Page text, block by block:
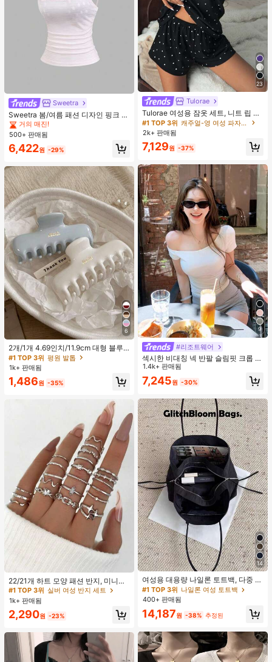
Sweetra
Sweetra 봄/여름 패션 디자인 핑크 스
트라이프 브라운 폴카 도트 스파게티
스트랩 2 In 1 스위트 걸리시 비치 로
맨틱 휴가 스타일 여성용 캐미 탱크 탑
#4 TOP 3위
에서 쁘띠 스타일 여성 상의, 블라우스 & 티
거의 매진!
#4 TOP 3위
에서 쁘띠 스타일 여성 상의, 블라우스 & 티
거의 매진!
#4 TOP 3위
에서 쁘띠 스타일 여성 상의, 블라우스 & 티
거의 매진!
#4 TOP 3위
거의 매진!
500+ 판매됨
6,422원 -29%
6
2개/1개 4.69인치/11.9cm 대형 블루
& 화이트 1피스 플라스틱 헤어 클로
클립, 데일리 웨어, 캐주얼, 파티, 출퇴
근, 휴가, 헤어스타일링, 메이크업, 의
상 매칭 비치 헤어 클립 바캉스 헤어
하며 우아하고 미니멀한 단색 헤어 액
#1 TOP 3위 평원 발톱
1k+ 판매됨
1,486원 -35%
22/21개 하트 모양 패션 반지, 미니멀
리스트 크리스탈 임베디드 보헤미안
기하학 반지 세트, 발렌타인데이, 어머
니날 선물
#1 TOP 3위
실버 여성 반지 세트
거의 매진!
#1 TOP 3위 실버 여성 반지 세트
거의 매진!
#1 TOP 3위 실버 여성 반지 세트
거의 매진!
#1 TOP 3위
실버 여성 반지 세트
1k+ 판매됨
2,290원 -23%
23
Tulorae
Tulorae 여성용 잠옷 세트, 니트 립 원
단, 하트 프린트 대비 레이스 트림, 로
맨틱 달콤 귀여운 섹시 캐미솔 & 반바
지 베이비돌 잠옷 세트 투피스 나이트
세트 섹시 잠옷 세트 여성용 잠옷 롬퍼
트 잠옷 세트 잠옷 반바지 세트 투피스
잠옷 세트 여성용 여름 세트 도트 반바
지 세트 여성용 잠옷 세트 반바지 잠옷
세트 여성용 투피스 여름 라운지 세트
#1 TOP 3위
캐주얼-영 여성 파자마 세트
2k+ 판매됨
7,129원 -37%
9
#리조트웨어
섹시한 비대칭 넥 반팔 슬림핏 크롭 탑
화이트 여름
1.4k+ 판매됨
7,245원 -30%
14
여성용 대용량 나일론 토트백, 다중 지
퍼 포켓, 방수 숄더 핸드백, 사무실 노
트북, 일상 출퇴근, 쇼핑에 적합
#1 TOP 3위 나일론 여성 토트백
400+ 판매됨
14,187원 -38% 추정된